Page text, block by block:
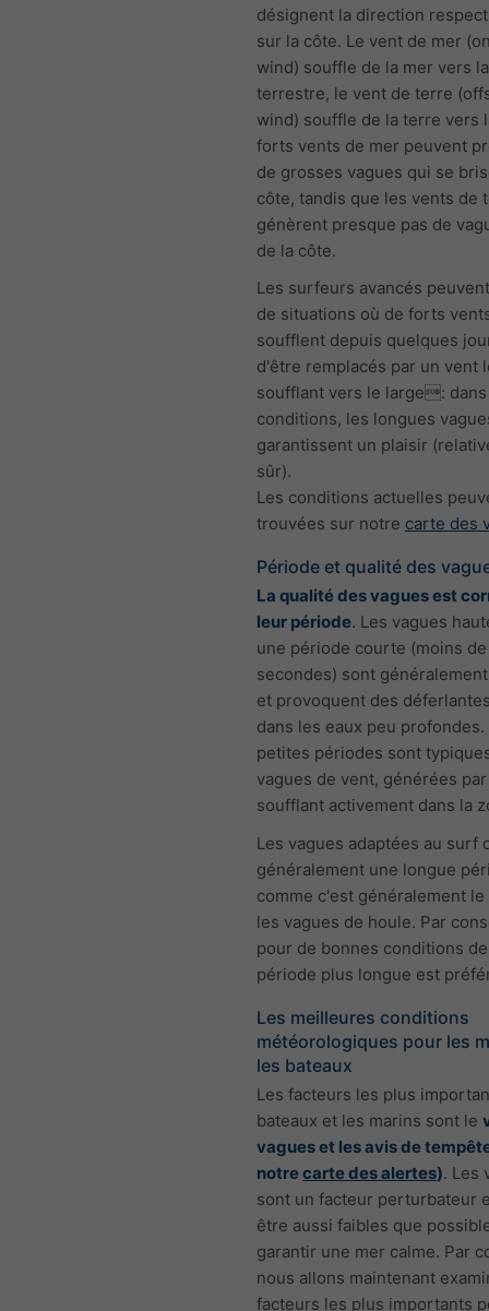
désignent la direction
sur la côte. Le vent de mer
wind) souffle de la mer vers
terrestre, le vent de terre
wind) souffle de la terre vers
forts vents de mer peuvent
de grosses vagues qui se
côte, tandis que les vents de
génèrent presque pas de
de la côte.
Les surfeurs avancés
de situations où de forts
soufflent depuis quelques
d'être remplacés par un vent
soufflant vers le large:
conditions, les longues
garantissent un plaisir
sûr).
Les conditions actuelles
trouvées sur notre carte des
Période et qualité des
La qualité des vagues est
leur période. Les vagues
une période courte (moins de
secondes) sont
et provoquent des
dans les eaux peu profondes.
petites périodes sont
vagues de vent, générées
soufflant activement dans la
Les vagues adaptées au surf
généralement une longue
comme c'est généralement le
les vagues de houle. Par
pour de bonnes conditions
période plus longue est
Les meilleures conditions
météorologiques pour les
les bateaux
Les facteurs les plus
bateaux et les marins sont le
vagues et les avis de
notrecarte des alertes). Les
sont un facteur perturbateur
être aussi faibles que
garantir une mer calme. Par
nous allons maintenant
facteurs les plus importants